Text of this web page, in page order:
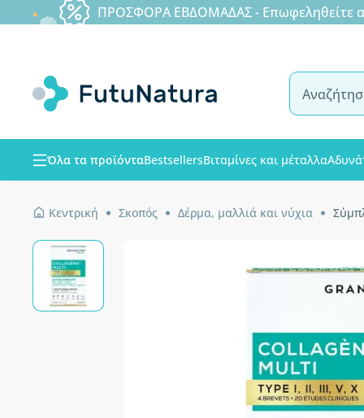
ΠΡΟΣΦΟΡΑ ΕΒΔΟΜΑΔΑΣ - Επωφεληθείτε
Όλα τα προϊόνταBestsellersΒιταμίνες και μέταλλα
Κεντρική Σκοπός Δέρμα, μαλλιά και νύχια